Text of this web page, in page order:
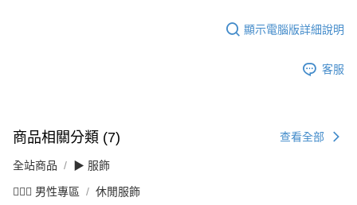
顯示電腦版詳細說明
客服
商品相關分類 (7) 查看全部
全站商品 ▶ 服飾
💁🏻‍♂️ 男性專區 休閒服飾